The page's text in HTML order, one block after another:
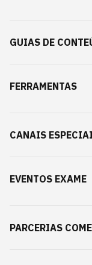
GUIAS DE
FERRAMENTAS
CANAIS
EVENTOS EXAME
PARCERIAS